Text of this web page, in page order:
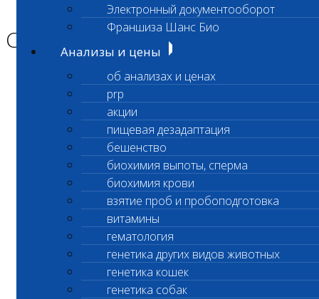
Электронный документооборот
Франшиза Шанс Био
Анализы и цены
об анализах и ценах
prp
акции
пищевая дезадаптация
бешенство
биохимия выпоты, сперма
биохимия крови
взятие проб и пробоподготовка
витамины
гематология
генетика других видов животных
генетика кошек
генетика собак
Санитарный день
Санитарный день
Уважаемые клиенты лаборатории!
8 января 2025г в лабораторном офисе по
адресу Беловежская 57санитарный день.
9 января в 10:00 лаборатория возобновит
работу в штатном режиме.
Приносим свои извинения за доставленные
неудобства.
С уважением,